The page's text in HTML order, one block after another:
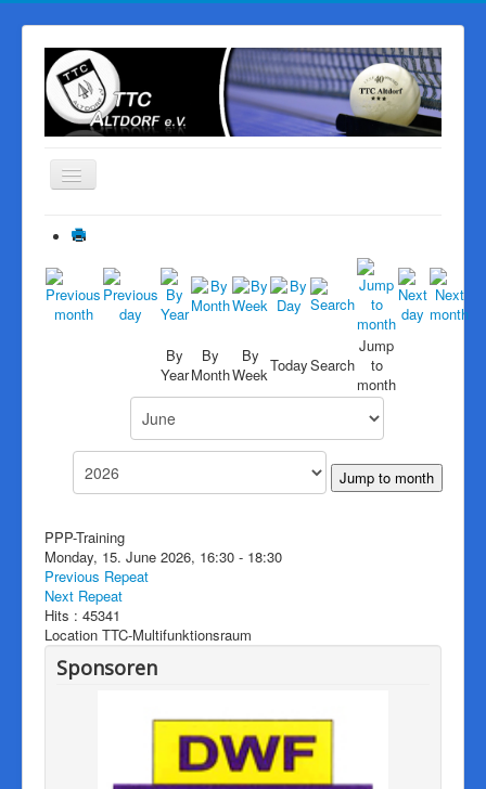
Navigation
an/aus
Start
Der Verein
Mannschaften
Galerie
Downloads
Pressearchiv
Herzlich willkommen auf der
Internetseite von Südbadens
mitgliedsstärkstem
Tischtennisverein!
By
Year
By
Month
By
WeekTodaySearch
Jump
to
month
Jump to month
PPP-Training
Monday, 15. June 2026, 16:30 - 18:30
Previous Repeat
Next Repeat
Hits : 45341
Location TTC-Multifunktionsraum
Sponsoren